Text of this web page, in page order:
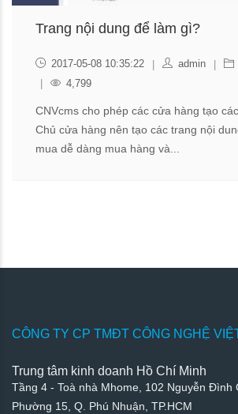
Trang nội dung để làm gì?
2017-05-08 10:35:22 admin
4,799
CNVcms cho phép các cửa hàng tạo
Chủ cửa hàng nên tạo các trang nội
mua dễ dàng mua hàng và...
CÔNG TY CP TMĐT CÔNG NGHỆ
Trung tâm kinh doanh Hồ Chí Minh
Tầng 4 - Toà nhà Mhome, 102 Nguyễn Đình
Phường 15, Q. Phú Nhuận, TP.HCM